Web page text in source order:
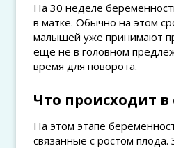
На 30 неделе
в матке. Обычно на этом
малышей уже принимают
еще не в головном
время для поворота.
Что происходит
На этом этапе
связанные с ростом плода.